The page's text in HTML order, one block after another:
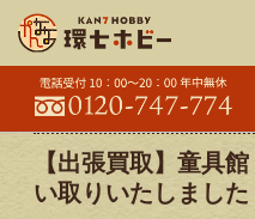
【出張買取】童具
い取りいたしました